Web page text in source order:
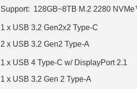
Support: 128GB~8TB M.2 2280
1 x USB 3.2 Gen2x2 Type-C
2 x USB 3.2 Gen2 Type-A
1 x USB 4 Type-C w/ DisplayPort 2.1
1 x USB 3.2 Gen 2 Type-A